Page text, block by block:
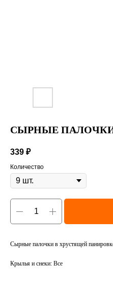
СЫРНЫЕ
339 ₽
Количество
Сырные палочки в хрустящей
Крылья и снеки: Все